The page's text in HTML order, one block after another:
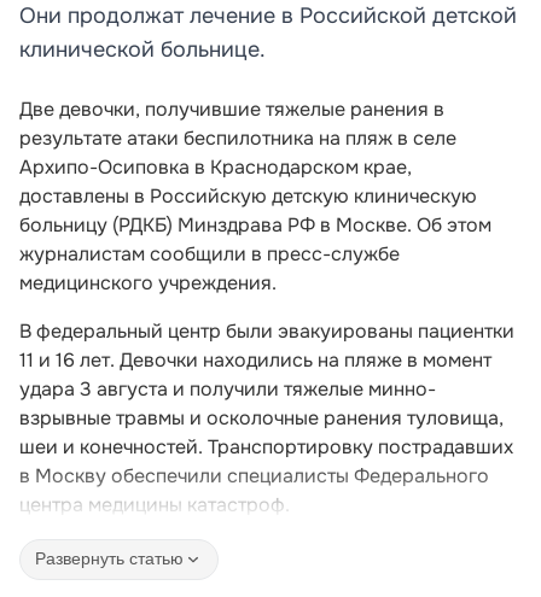
Они продолжат лечение в Российской детской
клинической больнице.
Две девочки, получившие тяжелые ранения в
результате атаки беспилотника на пляж в селе
Архипо-Осиповка в Краснодарском крае,
доставлены в Российскую детскую клиническую
больницу (РДКБ) Минздрава РФ в Москве. Об этом
журналистам сообщили в пресс-службе
медицинского учреждения.
В федеральный центр были эвакуированы пациентки
11 и 16 лет. Девочки находились на пляже в момент
удара 3 августа и получили тяжелые минно-
взрывные травмы и осколочные ранения туловища,
шеи и конечностей. Транспортировку пострадавших
в Москву обеспечили специалисты Федерального
центра медицины катастроф.
Развернуть статью